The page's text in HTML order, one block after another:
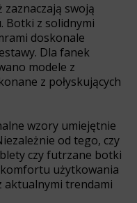
swoją
Botki z solidnymi
doskonale
Dla fanek
modele z
z połyskujących
wzory umiejętnie
od tego, czy
czy futrzane botki
komfortu użytkowania
aktualnymi trendami